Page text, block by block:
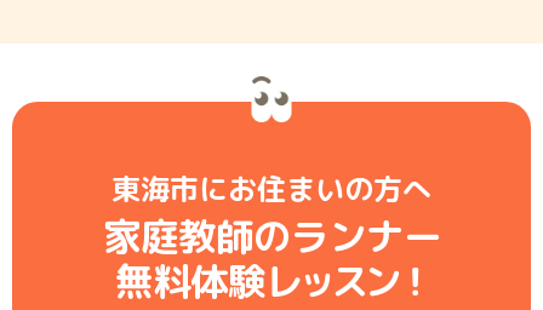
東海市にお住まいの方へ
家庭教師のランナー
無料体験レッスン！